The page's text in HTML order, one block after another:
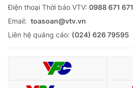
Ðiện thoại Thời báo VTV: 0988 671 671
Email: toasoan@vtv.vn
Liên hệ quảng cáo: (024) 626 79595